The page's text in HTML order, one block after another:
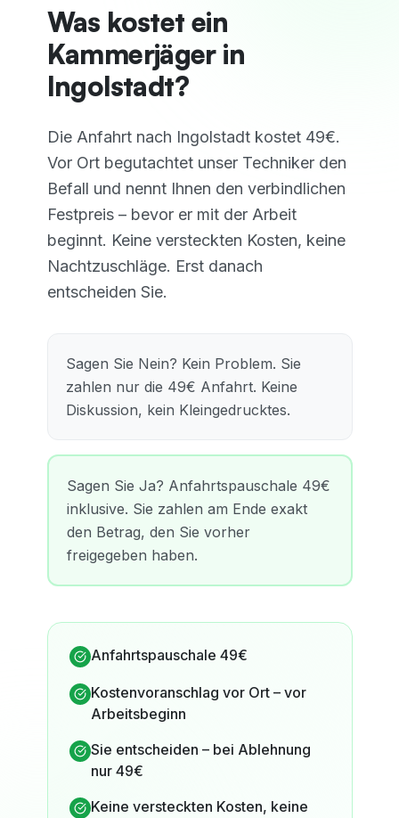
Was kostet ein
Kammerjäger in
Ingolstadt?
Die Anfahrt nach Ingolstadt kostet 49€.
Vor Ort begutachtet unser Techniker den
Befall und nennt Ihnen den verbindlichen
Festpreis – bevor er mit der Arbeit
beginnt. Keine versteckten Kosten, keine
Nachtzuschläge. Erst danach
entscheiden Sie.
Sagen Sie Nein? Kein Problem. Sie
zahlen nur die 49€ Anfahrt. Keine
Diskussion, kein Kleingedrucktes.
Sagen Sie Ja? Anfahrtspauschale 49€
inklusive. Sie zahlen am Ende exakt
den Betrag, den Sie vorher
freigegeben haben.
Anfahrtspauschale 49€
Kostenvoranschlag vor Ort – vor
Arbeitsbeginn
Sie entscheiden – bei Ablehnung
nur 49€
Keine versteckten Kosten, keine